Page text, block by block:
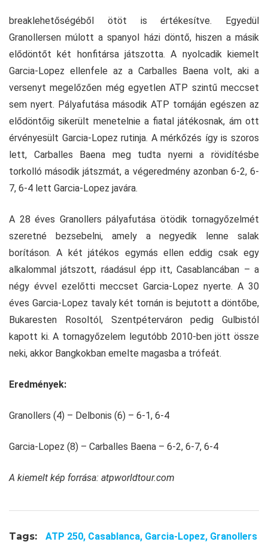
breaklehetőségéből ötöt is értékesítve. Egyedül
Granollersen múlott a spanyol házi döntő, hiszen a másik
elődöntőt két honfitársa játszotta. A nyolcadik kiemelt
Garcia-Lopez ellenfele az a Carballes Baena volt, aki a
versenyt megelőzően még egyetlen ATP szintű meccset
sem nyert. Pályafutása második ATP tornáján egészen az
elődöntőig sikerült menetelnie a fiatal játékosnak, ám ott
érvényesült Garcia-Lopez rutinja. A mérkőzés így is szoros
lett, Carballes Baena meg tudta nyerni a rövidítésbe
torkolló második játszmát, a végeredmény azonban 6-2, 6-
7, 6-4 lett Garcia-Lopez javára.
A 28 éves Granollers pályafutása ötödik tornagyőzelmét
szeretné bezsebelni, amely a negyedik lenne salak
borításon. A két játékos egymás ellen eddig csak egy
alkalommal játszott, ráadásul épp itt, Casablancában – a
négy évvel ezelőtti meccset Garcia-Lopez nyerte. A 30
éves Garcia-Lopez tavaly két tornán is bejutott a döntőbe,
Bukaresten Rosoltól, Szentpéterváron pedig Gulbistól
kapott ki. A tornagyőzelem legutóbb 2010-ben jött össze
neki, akkor Bangkokban emelte magasba a trófeát.
Eredmények:
Granollers (4) – Delbonis (6) – 6-1, 6-4
Garcia-Lopez (8) – Carballes Baena – 6-2, 6-7, 6-4
A kiemelt kép forrása: atpworldtour.com
Tags: ATP 250, Casablanca, Garcia-Lopez, Granollers